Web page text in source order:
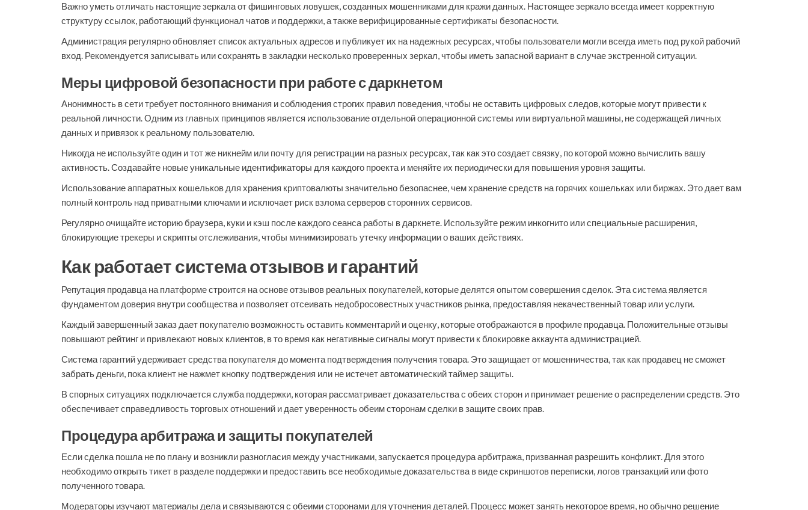
Важно уметь отличать настоящие зеркала от фишинговых ловушек, созданных мошенниками для кражи данных. Настоящее зеркало всегда имеет корректную
структуру ссылок, работающий функционал чатов и поддержки, а также верифицированные сертификаты безопасности.
Администрация регулярно обновляет список актуальных адресов и публикует их на надежных ресурсах, чтобы пользователи могли всегда иметь под рукой рабочий
вход. Рекомендуется записывать или сохранять в закладки несколько проверенных зеркал, чтобы иметь запасной вариант в случае экстренной ситуации.
Меры цифровой безопасности при работе с даркнетом
Анонимность в сети требует постоянного внимания и соблюдения строгих правил поведения, чтобы не оставить цифровых следов, которые могут привести к
реальной личности. Одним из главных принципов является использование отдельной операционной системы или виртуальной машины, не содержащей личных
данных и привязок к реальному пользователю.
Никогда не используйте один и тот же никнейм или почту для регистрации на разных ресурсах, так как это создает связку, по которой можно вычислить вашу
активность. Создавайте новые уникальные идентификаторы для каждого проекта и меняйте их периодически для повышения уровня защиты.
Использование аппаратных кошельков для хранения криптовалюты значительно безопаснее, чем хранение средств на горячих кошельках или биржах. Это дает вам
полный контроль над приватными ключами и исключает риск взлома серверов сторонних сервисов.
Регулярно очищайте историю браузера, куки и кэш после каждого сеанса работы в даркнете. Используйте режим инкогнито или специальные расширения,
блокирующие трекеры и скрипты отслеживания, чтобы минимизировать утечку информации о ваших действиях.
Как работает система отзывов и гарантий
Репутация продавца на платформе строится на основе отзывов реальных покупателей, которые делятся опытом совершения сделок. Эта система является
фундаментом доверия внутри сообщества и позволяет отсеивать недобросовестных участников рынка, предоставляя некачественный товар или услуги.
Каждый завершенный заказ дает покупателю возможность оставить комментарий и оценку, которые отображаются в профиле продавца. Положительные отзывы
повышают рейтинг и привлекают новых клиентов, в то время как негативные сигналы могут привести к блокировке аккаунта администрацией.
Система гарантий удерживает средства покупателя до момента подтверждения получения товара. Это защищает от мошенничества, так как продавец не сможет
забрать деньги, пока клиент не нажмет кнопку подтверждения или не истечет автоматический таймер защиты.
В спорных ситуациях подключается служба поддержки, которая рассматривает доказательства с обеих сторон и принимает решение о распределении средств. Это
обеспечивает справедливость торговых отношений и дает уверенность обеим сторонам сделки в защите своих прав.
Процедура арбитража и защиты покупателей
Если сделка пошла не по плану и возникли разногласия между участниками, запускается процедура арбитража, призванная разрешить конфликт. Для этого
необходимо открыть тикет в разделе поддержки и предоставить все необходимые доказательства в виде скриншотов переписки, логов транзакций или фото
полученного товара.
Модераторы изучают материалы дела и связываются с обеими сторонами для уточнения деталей. Процесс может занять некоторое время, но обычно решение